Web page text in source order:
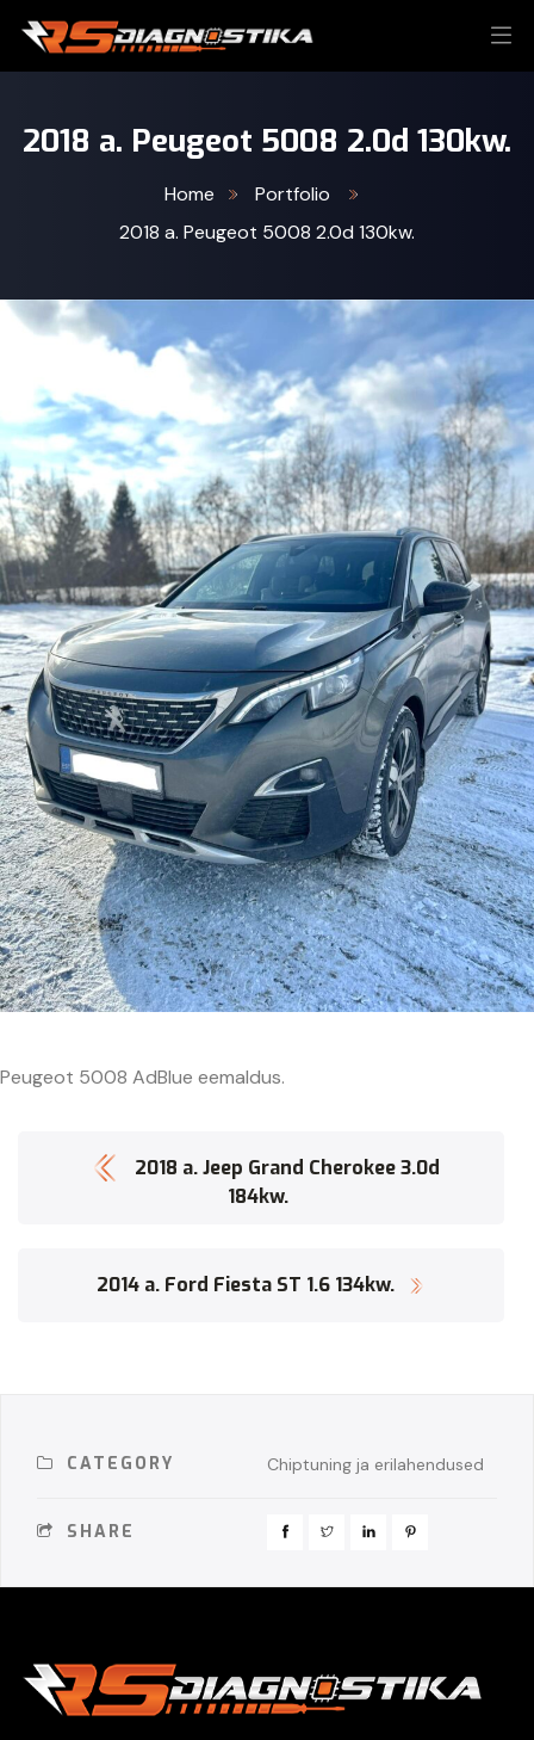
2018 a. Peugeot 5008 2.0d 130kw.
Home
Portfolio
2018 a. Peugeot 5008 2.0d 130kw.
Peugeot 5008 AdBlue eemaldus.
2018 a. Jeep Grand Cherokee 3.0d
184kw.
2014 a. Ford Fiesta ST 1.6 134kw.
CATEGORY Chiptuning ja erilahendused
SHARE